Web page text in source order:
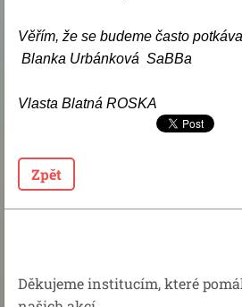
Věřím, že se budeme
Blanka Urbánková SaBBa
Vlasta Blatná ROSKA
Zpět
Děkujeme institucím, které